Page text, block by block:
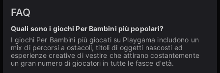
FAQ
Quali sono i giochi Per Bambini più popolari?
I giochi Per Bambini più giocati su Playgama includono un
mix di percorsi a ostacoli, titoli di oggetti nascosti ed
esperienze creative di vestire che attirano costantemente
un gran numero di giocatori in tutte le fasce d'età.